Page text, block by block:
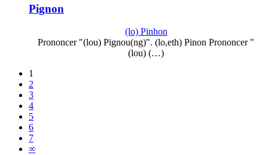
Pignon
(lo) Pinhon
Prononcer "(lou) Pignou(ng)". (lo,eth) Pinon Prononcer "
(lou) (…)
1
2
3
4
5
6
7
∞